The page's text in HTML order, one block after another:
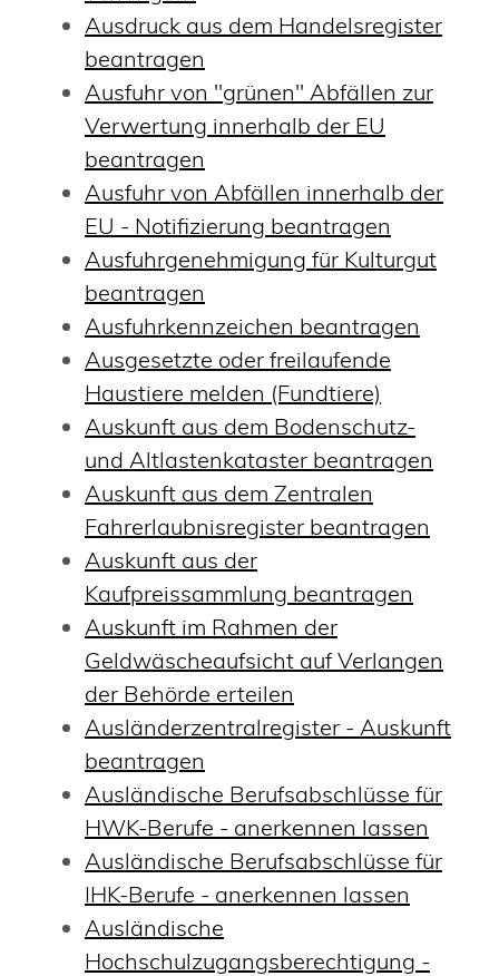
Ausdruck aus dem Handelsregister
beantragen
Ausfuhr von "grünen" Abfällen zur
Verwertung innerhalb der EU
beantragen
Ausfuhr von Abfällen innerhalb der
EU - Notifizierung beantragen
Ausfuhrgenehmigung für Kulturgut
beantragen
Ausfuhrkennzeichen beantragen
Ausgesetzte oder freilaufende
Haustiere melden (Fundtiere)
Auskunft aus dem Bodenschutz-
und Altlastenkataster beantragen
Auskunft aus dem Zentralen
Fahrerlaubnisregister beantragen
Auskunft aus der
Kaufpreissammlung beantragen
Auskunft im Rahmen der
Geldwäscheaufsicht auf Verlangen
der Behörde erteilen
Ausländerzentralregister - Auskunft
beantragen
Ausländische Berufsabschlüsse für
HWK-Berufe - anerkennen lassen
Ausländische Berufsabschlüsse für
IHK-Berufe - anerkennen lassen
Ausländische
Hochschulzugangsberechtigung -